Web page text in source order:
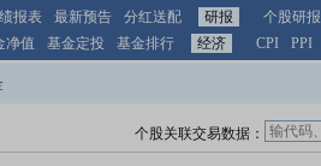
报表 最新预告 分红送配 研报 个股研报
净值 基金定投 基金排行 经济 CPI PPI
个股关联交易数据：